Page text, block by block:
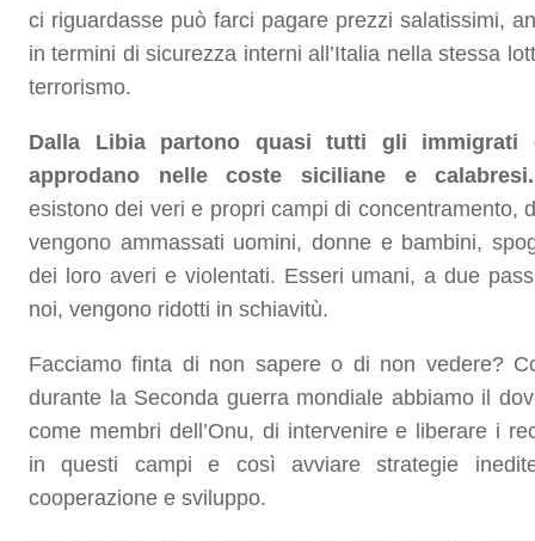
ci riguardasse può farci pagare prezzi salatissimi,
in termini di sicurezza interni all’Italia nella stessa
terrorismo.
Dalla Libia partono quasi tutti gli immigrati
approdano nelle coste siciliane e calabresi.
esistono dei veri e propri campi di concentramento,
vengono ammassati uomini, donne e bambini,
dei loro averi e violentati. Esseri umani, a due
noi, vengono ridotti in schiavitù.
Facciamo finta di non sapere o di non vedere?
durante la Seconda guerra mondiale abbiamo il
come membri dell’Onu, di intervenire e liberare i
in questi campi e così avviare strategie
cooperazione e sviluppo.